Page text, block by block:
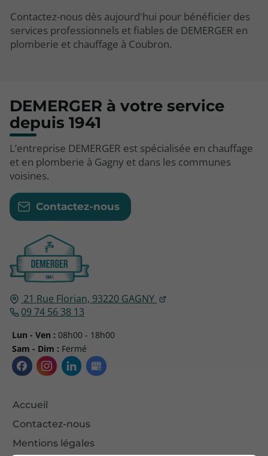
Contactez-nous dès aujourd'hui pour bénéficier des
services professionnels et fiables de DEMERGER en
plomberie et chauffage à Coubron.
21 Rue Florian, 93220 GAGNY
09 74 56 38 13
Lun - Ven : 08h00 - 18h00
Sam - Dim : Fermé
Accueil
Contactez-nous
Mentions légales
DEMERGER à votre service
depuis 1941
L’entreprise DEMERGER est spécialisée en chauffage
et en plomberie à Gagny et dans les communes
voisines.
Contactez-nous